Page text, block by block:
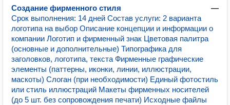
Создание фирменного стиля
—
Срок выполнения: 14 дней Состав услуги: 2 варианта
логотипа на выбор Описание концепции и информации о
компании Логотип и фирменный знак Цветовая палитра
(основные и дополнительные) Типографика для
заголовков, логотипа, текста Фирменные графические
элементы (паттерны, иконки, линии, иллюстрации,
маскоты) Слоган (при необходимости) Единый фотостиль
или стиль иллюстраций Макеты фирменных носителей
(до 5 шт. без сопровождения печати) Исходные файлы